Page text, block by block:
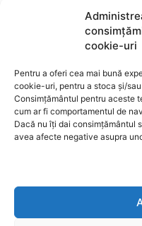
cookie-uri
Pentru a oferi cea mai bună
cookie-uri, pentru a stoca și/
Consimțământul pentru aceste
cum ar fi comportamentul de
Dacă nu îți dai consimțământul
avea afecte negative asupra